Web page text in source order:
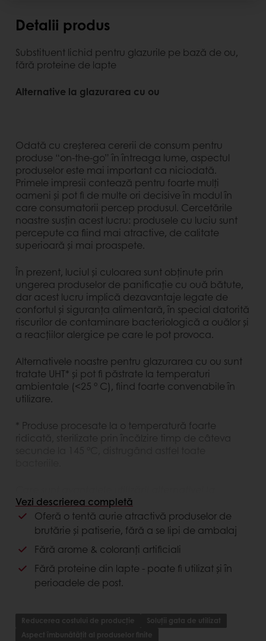
Detalii produs
Substituent lichid pentru glazurile pe bază de ou,
fără proteine de lapte
Alternative la glazurarea cu ou
Odată cu creșterea cererii de consum pentru
produse “on-the-go” în întreaga lume, aspectul
produselor este mai important ca niciodată.
Primele impresii contează pentru foarte mulți
oameni și pot fi de multe ori decisive în modul în
care consumatorii percep produsul. Cercetările
noastre susțin acest lucru: produsele cu luciu sunt
percepute ca fiind mai atractive, de calitate
superioară și mai proaspete.
În prezent, luciul și culoarea sunt obținute prin
ungerea produselor de panificație cu ouă bătute,
dar acest lucru implică dezavantaje legate de
confortul și siguranța alimentară, în special datorită
riscurilor de contaminare bacteriologică a ouălor și
a reacțiilor alergice pe care le pot provoca.
Alternativele noastre pentru glazurarea cu ou sunt
tratate UHT* și pot fi păstrate la temperaturi
ambientale (<25 ° C), fiind foarte convenabile în
utilizare.
* Produse procesate la o temperatură foarte
ridicată, sterilizate prin încălzire timp de câteva
glazurarea cu ou?
Performanță superioară: luciul după coacere
glazurarea cu ou;
Siguranță alimentară: fără riscuri de
contaminare bacteriologică a produselor prin
contactul cu ouăle;
fluctuațiile prețurilor la ouă și asigură o
constanță a stocurilor și a prețului pe tot
Vezi descrierea completă
Oferă o tentă aurie atractivă produselor de
brutărie și patiserie, fără a se lipi de ambalaj
Fără arome & coloranți artificiali
Fără proteine din lapte - poate fi utilizat și în
perioadele de post.
Reducerea costului de producție
Soluții gata de utilizat
Aspect îmbunătățit al produselor finite